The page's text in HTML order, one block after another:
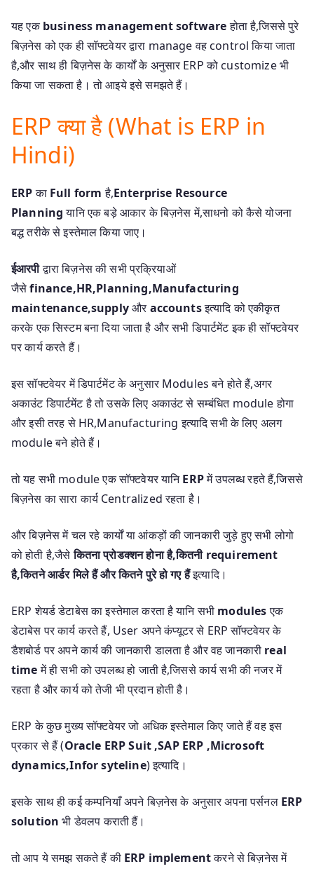
यह एकbusiness management softwareहोता है,जिससे पुरे
बिज़नेस को एक ही सॉफ्टवेयर द्वारा manage वह control किया जाता
है,और साथ ही बिज़नेस के कार्यों के अनुसार ERP को customize भी
किया जा सकता है। तो आइये इसे समझते हैं।
ERP क्या है (What is ERP in
Hindi)
ERPका Full form है,Enterprise Resource
Planningयानि एक बड़े आकार के बिज़नेस में,साधनो को कैसे योजना
बद्ध तरीके से इस्तेमाल किया जाए।
ईआरपीद्वारा बिज़नेस की सभी प्रक्रियाओं
जैसेfinance,HR,Planning,Manufacturing
maintenance,supplyऔर accountsइत्यादि को एकीकृत
करके एक सिस्टम बना दिया जाता है और सभी डिपार्टमेंट इक ही सॉफ्टवेयर
पर कार्य करते हैं।
इस सॉफ्टवेयर में डिपार्टमेंट के अनुसार Modules बने होते हैं,अगर
अकाउंट डिपार्टमेंट है तो उसके लिए अकाउंट से सम्बंधित module होगा
और इसी तरह से HR,Manufacturing इत्यादि सभी के लिए अलग
module बने होते हैं।
तो यह सभी module एक सॉफ्टवेयर यानिERPमें उपलब्ध रहते हैं,जिससे
बिज़नेस का सारा कार्य Centralized रहता है।
और बिज़नेस में चल रहे कार्यों या आंकड़ों की जानकारी जुड़े हुए सभी लोगो
को होती है,जैसेकितना प्रोडक्शन होना है,कितनी requirement
है,कितने आर्डर मिले हैं और कितनेपुरे हो गए हैंइत्यादि।
ERP शेयर्ड डेटाबेस का इस्तेमाल करता है यानि सभी modulesएक
डेटाबेस पर कार्य करते हैं, User अपने कंप्यूटर से ERP सॉफ्टवेयर के
डैशबोर्ड पर अपने कार्य की जानकारी डालता है और वह जानकारी real
timeमें ही सभी को उपलब्ध हो जाती है,जिससे कार्य सभी की नजर में
रहता है और कार्य को तेजी भी प्रदान होती है।
ERP के कुछ मुख्य सॉफ्टवेयर जो अधिक इस्तेमाल किए जाते हैं वह इस
प्रकार से हैं (Oracle ERP Suit ,SAP ERP ,Microsoft
dynamics,Infor syteline) इत्यादि।
इसके साथ ही कई कम्पनियाँ अपने बिज़नेस के अनुसार अपना पर्सनल ERP
solution भी डेवलप कराती हैं।
तो आप ये समझ सकते हैं की ERP implementकरने से बिज़नेस में